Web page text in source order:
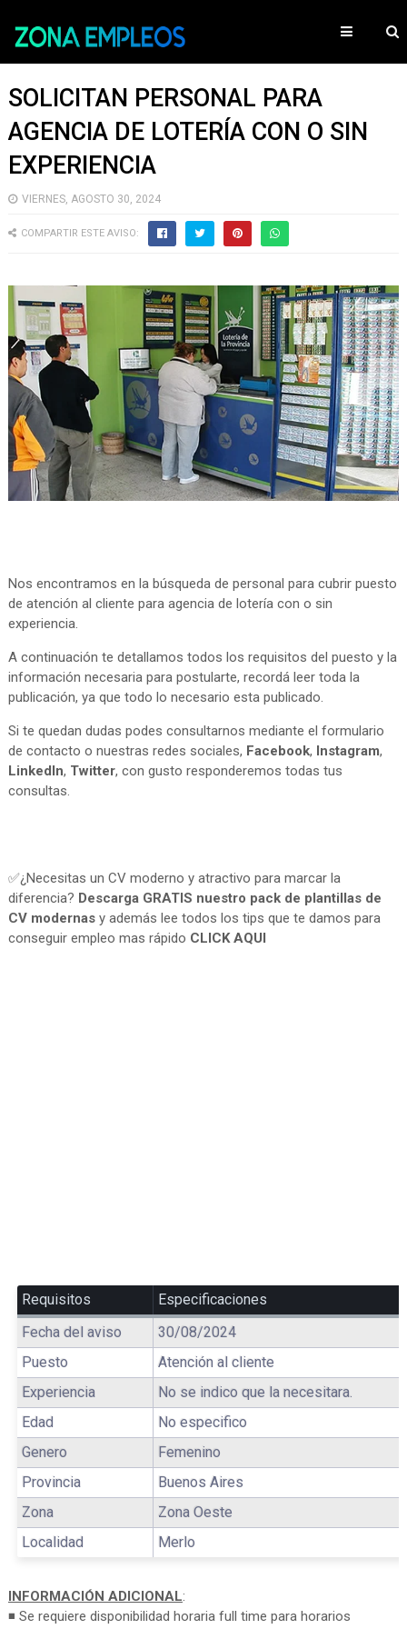
SOLICITAN PERSONAL PARA
AGENCIA DE LOTERÍA CON O SIN
EXPERIENCIA
VIERNES, AGOSTO 30, 2024
COMPARTIR ESTE AVISO:
Nos encontramos en la búsqueda de personal para cubrir puesto
de atención al cliente para agencia de lotería con o sin
experiencia.
A continuación te detallamos todos los requisitos del puesto y la
información necesaria para postularte, recordá leer toda la
publicación, ya que todo lo necesario esta publicado.
Si te quedan dudas podes consultarnos mediante el formulario
de contacto o nuestras redes sociales, Facebook, Instagram,
LinkedIn, Twitter, con gusto responderemos todas tus
consultas.
✅¿Necesitas un CV moderno y atractivo para marcar la
diferencia? Descarga GRATIS nuestro pack de plantillas de
CV modernasy además lee todos los tips que te damos para
conseguir empleo mas rápido CLICK AQUI
Requisitos
Especificaciones
Fecha del aviso
30/08/2024
Puesto
Atención al cliente
Experiencia
No se indico que la necesitara.
Edad
No especifico
Genero
Femenino
Provincia
Buenos Aires
Zona
Zona Oeste
Localidad
Merlo
INFORMACIÓN ADICIONAL:
◾ Se requiere disponibilidad horaria full time para horarios